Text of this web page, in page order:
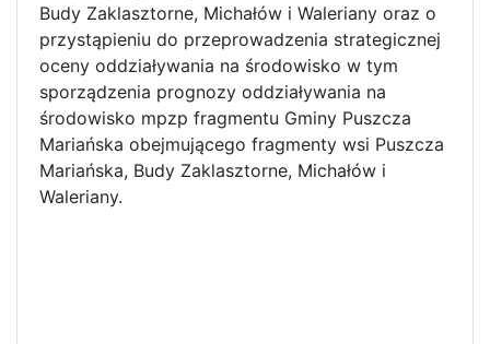
Budy Zaklasztorne, Michałów i Waleriany oraz o
przystąpieniu do przeprowadzenia strategicznej
oceny oddziaływania na środowisko w tym
sporządzenia prognozy oddziaływania na
środowisko mpzp fragmentu Gminy Puszcza
Mariańska obejmującego fragmenty wsi Puszcza
Mariańska, Budy Zaklasztorne, Michałów i
Waleriany.